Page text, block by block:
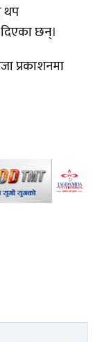
थप
छन्।
प्रकाशनमा